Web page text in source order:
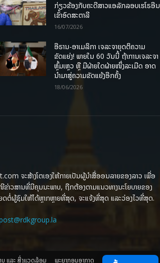
ກ່ຽວຂ້ອງກັບຄະດີສາວແອລັກລອບເຮໂຣອີນ
ເຂົ້າອົດສະຕາລີ
16/07/2026
ອີຣານ-ອາເມລິກາ ເຈລະຈາຍຸດຕິຄວາມ
ຂັດແຍ່ງ! ພາຍໃນ 60 ວັນນີ້ ຖ້າການເຈລະຈາ
ຫຼົ້ມເຫຼວ ຫຼື ມີຝ່າຍໃດຝ່າຍໜຶ່ງລະເມີດ ອາດ
ນໍາມາສູ່ຄວາມຂັດແຍ້ງອີກຄັ້ງ
18/06/2026
ຈະສ້າງໂຕເອງໃຫ້ກາຍເປັນຜູ້ນຳສື່ອອນລາຍຂອງລາວ ເພື່ອ
ຂ່າວສານທີ່ມີຄຸນນະພາບ, ຖືກຕ້ອງຕາມແນວທາງນະໂຍບາຍຂອງ
ຕໍ່ຜູ້ຊົມໃຫ້ໄດ້ຫຼາກຫຼາຍທີ່ສຸດ, ຈະແຈ້ງທີ່ສຸດ ແລະວ່ອງໄວທີ່ສຸດ.
ບ ແລະ ສີ່ງແວດລ້ອມ ພະຍາກອນອາກາດ